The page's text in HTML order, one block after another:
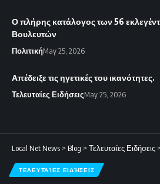
Ο πλήρης κατάλογος των 56
Βουλευτών
ΠολιτικήMay 25, 2026
Απέδειξε τις ηγετικές του ικανότητες.
Τελευταίες ΕιδήσειςMay 25, 2026
Local Net News > Blog > Τελευταίες Ειδήσεις >
ΤΕΛΕΥΤΑΊΕΣ ΕΙΔΉΣΕΙΣ